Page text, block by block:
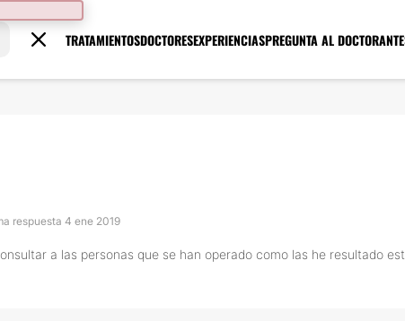
TRATAMIENTOSDOCTORESEXPERIENCIASPREGUNTA AL DOCTOR
respuesta 4 ene 2019
a las personas que se han operado como las he resultado